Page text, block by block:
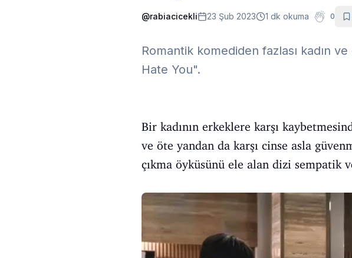
@rabiacicekli 23 Şub 2023 1 dk okuma 0
Romantik komediden fazlası kadın
Hate You".
Bir kadının erkeklere karşı
ve öte yandan da karşı cinse asla
çıkma öyküsünü ele alan dizi sempatik